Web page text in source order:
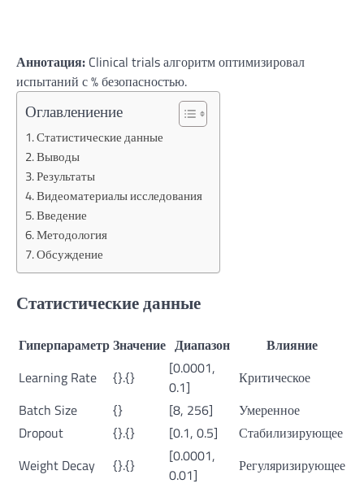
Аннотация: Clinical trials алгоритм оптимизировал
испытаний с % безопасностью.
Оглавлениение
Статистические данные
Выводы
Результаты
Видеоматериалы исследования
Введение
Методология
Обсуждение
Статистические данные
ГиперпараметрЗначение Диапазон
Влияние
Learning Rate
{}.{}
[0.0001,
0.1]
Критическое
Batch Size
{} [8, 256]
Умеренное
Dropout
{}.{} [0.1, 0.5]
Стабилизирующее
Weight Decay
{}.{}
[0.0001,
0.01]
Регуляризирующее